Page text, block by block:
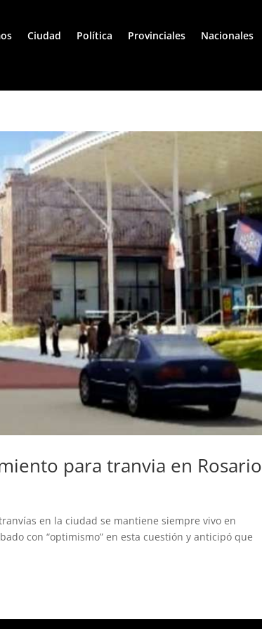
Ciudad Política Provinciales Nacionales
para tranvia en Rosario
en la ciudad se mantiene siempre vivo en
con “optimismo” en esta cuestión y anticipó que